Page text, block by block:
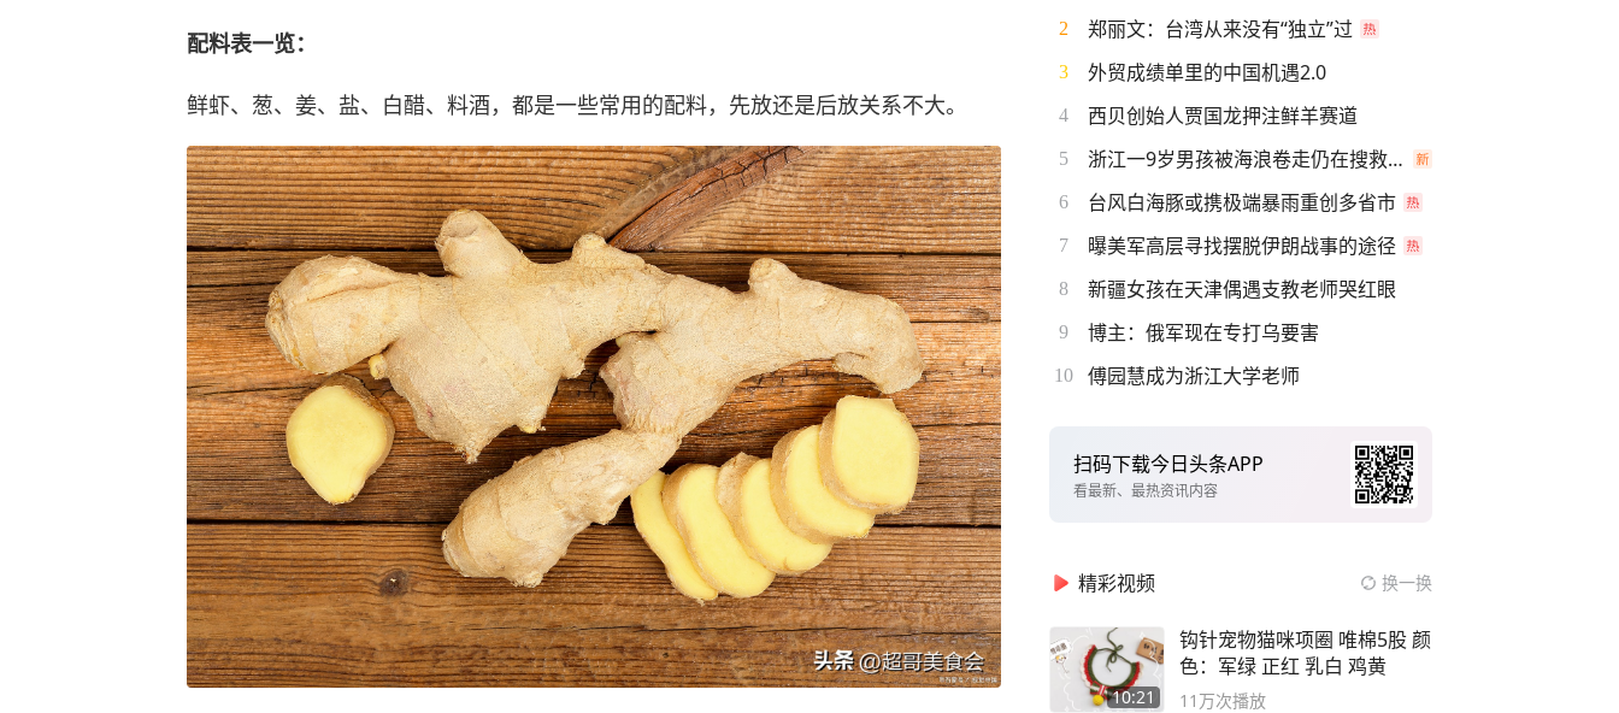
配料表一览：
鲜虾、葱、姜、盐、白醋、料酒，都是一些常用的配料，先放还是后放关系不大。
2 郑丽文：台湾从来没有“独立”过
3 外贸成绩单里的中国机遇2.0
4 西贝创始人贾国龙押注鲜羊赛道
5 浙江一9岁男孩被海浪卷走仍在搜救中
6 台风白海豚或携极端暴雨重创多省市
7 曝美军高层寻找摆脱伊朗战事的途径
8 新疆女孩在天津偶遇支教老师哭红眼
9 博主：俄军现在专打乌要害
10 傅园慧成为浙江大学老师
扫码下载今日头条APP
看最新、最热资讯内容
精彩视频 换一换
10:21
钩针宠物猫咪项圈 唯棉5股 颜
色：军绿 正红 乳白 鸡黄
11万次播放